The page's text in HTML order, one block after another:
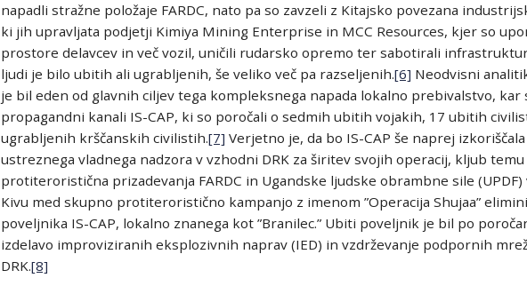
napadli stražne položaje FARDC, nato pa so zavzeli z Kitajsko povezana
ki jih upravljata podjetji Kimiya Mining Enterprise in MCC Resources, kjer so
prostore delavcev in več vozil, uničili rudarsko opremo ter sabotirali
ljudi je bilo ubitih ali ugrabljenih, še veliko več pa razseljenih.[6] Neodvisni
je bil eden od glavnih ciljev tega kompleksnega napada lokalno prebivalstvo,
propagandni kanali IS-CAP, ki so poročali o sedmih ubitih vojakih, 17 ubitih
ugrabljenih krščanskih civilistih.[7] Verjetno je, da bo IS-CAP še naprej
ustreznega vladnega nadzora v vzhodni DRK za širitev svojih operacij, kljub temu
protiteroristična prizadevanja FARDC in Ugandske ljudske obrambne sile
Kivu med skupno protiteroristično kampanjo z imenom ”Operacija Shujaa”
poveljnika IS-CAP, lokalno znanega kot ”Branilec.” Ubiti poveljnik je bil po
izdelavo improviziranih eksplozivnih naprav (IED) in vzdrževanje podpornih
DRK.[8]